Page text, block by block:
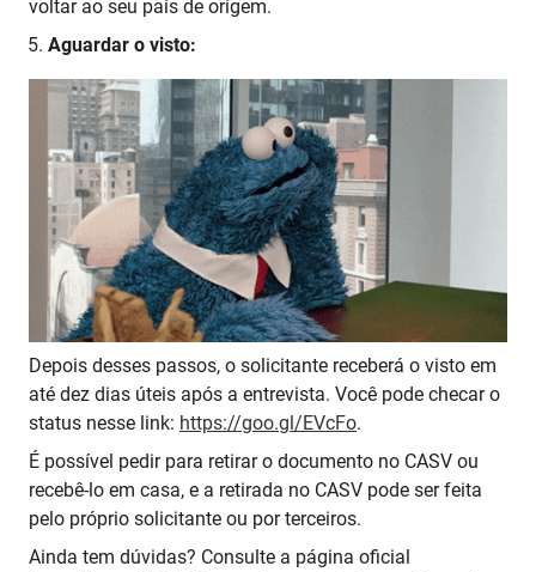
voltar ao seu país de origem.
Aguardar o visto:
Depois desses passos, o solicitante receberá o visto em
até dez dias úteis após a entrevista. Você pode checar o
status nesse link: https://goo.gl/EVcFo.
É possível pedir para retirar o documento no CASV ou
recebê-lo em casa, e a retirada no CASV pode ser feita
pelo próprio solicitante ou por terceiros.
Ainda tem dúvidas? Consulte a página oficial